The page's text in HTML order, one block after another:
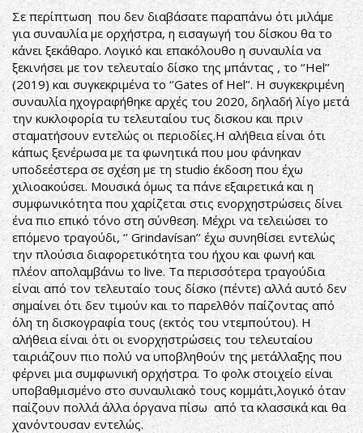
Σε περίπτωση που δεν διαβάσατε παραπάνω ότι μιλάμε
για συναυλία με ορχήστρα, η εισαγωγή του δίσκου θα το
κάνει ξεκάθαρο. Λογικό και επακόλουθο η συναυλία να
ξεκινήσει με τον τελευταίο δίσκο της μπάντας , το ‘’Hel’’
(2019) και συγκεκριμένα το ‘’Gates of Hel’’. Η συγκεκριμένη
συναυλία ηχογραφήθηκε αρχές του 2020, δηλαδή λίγο μετά
την κυκλοφορία τυ τελευταίου τυς δισκου και πριν
σταματήσουν εντελώς οι περιοδίες.Η αλήθεια είναι ότι
κάπως ξενέρωσα με τα φωνητικά που μου φάνηκαν
υποδεέστερα σε σχέση με τη studio έκδοση που έχω
χιλιοακούσει. Μουσικά όμως τα πάνε εξαιρετικά και η
συμφωνικότητα που χαρίζεται στις ενορχηστρώσεις δίνει
ένα πιο επικό τόνο στη σύνθεση. Μέχρι να τελειώσει το
επόμενο τραγούδι, ‘’ Grindavísan’’ έχω συνηθίσει εντελώς
την πλούσια διαφορετικότητα του ήχου και φωνή και
πλέον απολαμβάνω το live. Τα περισσότερα τραγούδια
είναι από τον τελευταίο τους δίσκο (πέντε) αλλά αυτό δεν
σημαίνει ότι δεν τιμούν και το παρελθόν παίζοντας από
όλη τη δισκογραφία τους (εκτός του ντεμπούτου). Η
αλήθεια είναι ότι οι ενορχηστρώσεις του τελευταίου
ταιριάζουν πιο πολύ να υποβληθούν της μετάλλαξης που
φέρνει μια συμφωνική ορχήστρα. Το φολκ στοιχείο είναι
υποβαθμισμένο στο συναυλιακό τους κομμάτι,λογικό όταν
παίζουν πολλά άλλα όργανα πίσω από τα κλασσικά και θα
χανόντουσαν εντελώς.